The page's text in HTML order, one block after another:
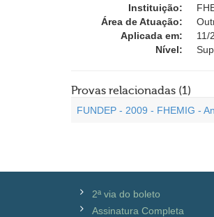
Instituição:
Área de Atuação:
Aplicada em:
11/
Nível:
Provas relacionadas (1)
FUNDEP - 2009 - FHEMIG -
2ª via do boleto
Assinatura Completa